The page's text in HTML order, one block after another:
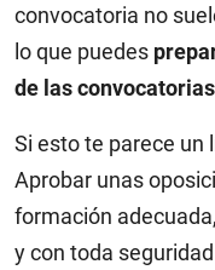
convocatoria no
lo que puedes
de las
Si esto te parece un
Aprobar unas
formación
y con toda seguridad